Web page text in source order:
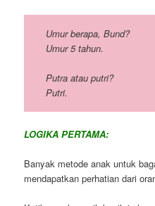
Umur berapa, Bund?
Umur 5 tahun.
Putra atau putri?
Putri.
LOGIKA PERTAMA:
Banyak metode anak untuk
mendapatkan perhatian dari